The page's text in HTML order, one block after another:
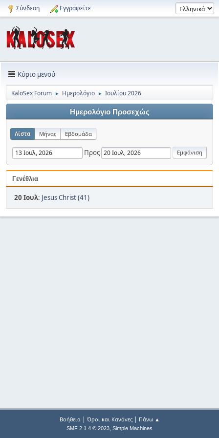
Σύνδεση Εγγραφείτε
Κύριο μενού
KaloSex Forum ► Ημερολόγιο ► Ιουλίου 2026
Ημερολόγιο Προσεχώς
Λίστα Μήνας Εβδομάδα
Προς
Γενέθλια
20 Ιουλ: Jesus Christ (41)
Βοήθεια| Όροι και Κανόνες| Πάνω ▲
SMF 2.1.4 © 2023, Simple Machines